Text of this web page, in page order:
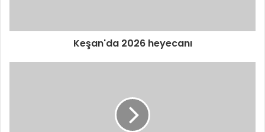
Keşan'da 2026 heyecanı